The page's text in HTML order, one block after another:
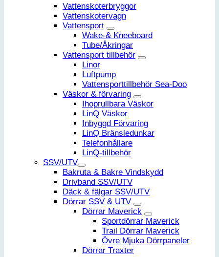
Vattenskoterbryggor
Vattenskotervagn
Vattensport
Wake-& Kneeboard
Tube/Åkringar
Vattensport tillbehör
Linor
Luftpump
Vattensporttillbehör Sea-Doo
Väskor & förvaring
Ihoprullbara Väskor
LinQ Väskor
Inbyggd Förvaring
LinQ Bränsledunkar
Telefonhållare
LinQ-tillbehör
SSV/UTV
Bakruta & Bakre Vindskydd
Drivband SSV/UTV
Däck & fälgar SSV/UTV
Dörrar SSV & UTV
Dörrar Maverick
Sportdörrar Maverick
Trail Dörrar Maverick
Övre Mjuka Dörrpaneler
Dörrar Traxter